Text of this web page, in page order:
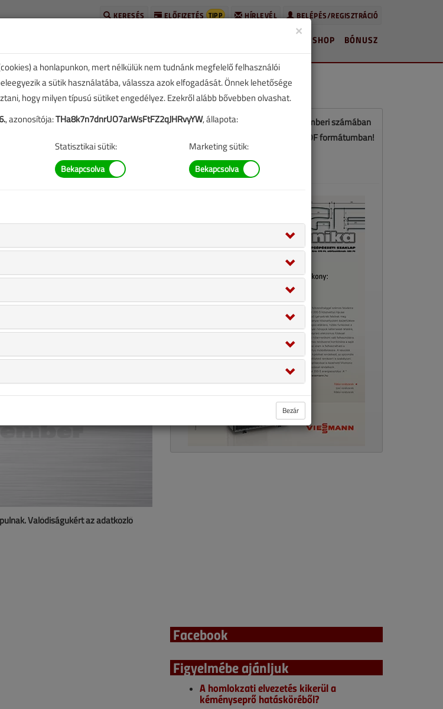
BELÉPÉS/REGISZTRÁCIÓ
HÍRLEVÉL
ELŐFIZETÉS TIPP
KERESÉS
BÓNUSZ
SHOP
TARTALOM
veszíthették, valamint a
Valódiságukért az adatközlő
Ez a cikk a VGF&HKL 2017. szeptemberi számában
jelent meg. Töltse le a lapszámot PDF formátumban!
Facebook
Figyelmébe ajánljuk
A homlokzati elvezetés kikerül a
kéményseprő hatásköréből?
×
a honlapunkon, mert nélkülük nem tudnánk megfelelő felhasználói
a sütik használatába, válassza azok elfogadását. Önnek lehetősége
hogy milyen típusú sütiket engedélyez. Ezekről alább bővebben olvashat.
, azonosítója:THa8k7n7dnrUO7arWsFtFZ2qJHRvyYW, állapota:
Statisztikai sütik: Marketing sütik:
Bezár